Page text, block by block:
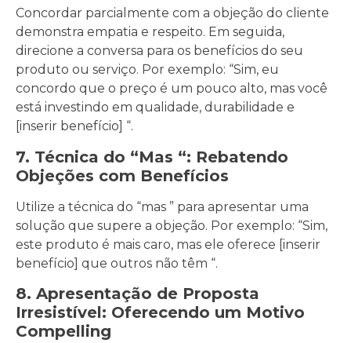
Concordar parcialmente com a objeção do cliente
demonstra empatia e respeito. Em seguida,
direcione a conversa para os benefícios do seu
produto ou serviço. Por exemplo: “Sim, eu
concordo que o preço é um pouco alto, mas você
está investindo em qualidade, durabilidade e
[inserir benefício] “.
7. Técnica do “Mas “: Rebatendo
Objeções com Benefícios
Utilize a técnica do “mas ” para apresentar uma
solução que supere a objeção. Por exemplo: “Sim,
este produto é mais caro, mas ele oferece [inserir
benefício] que outros não têm “.
8. Apresentação de Proposta
Irresistível: Oferecendo um Motivo
Compelling